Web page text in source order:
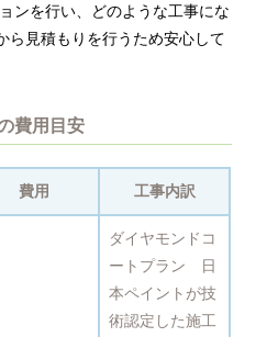
ンを行い、どのような工事にな
ら見積もりを行うため安心して
費用目安
費用 工事内訳
ダイヤモンドコ
ートプラン 日
本ペイントが技
術認定した施工